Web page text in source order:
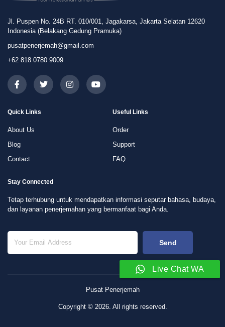
Jl. Puspen No. 24B RT. 010/001, Jagakarsa, Jakarta Selatan 12620
Indonesia (Belakang Gedung Pramuka)
pusatpenerjemah@gmail.com
+62 818 0780 9009
Quick Links
About Us
Blog
Contact
Useful Links
Order
Support
FAQ
Stay Connected
Tetap terhubung untuk mendapatkan informasi seputar bahasa, budaya,
dan layanan penerjemahan yang bermanfaat bagi Anda.
Send
Pusat Penerjemah
Copyright © 2026. All rights reserved.
Live Chat WA